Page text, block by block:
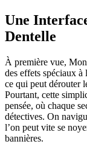
Une
Dentelle
À première vue,
des effets spéciaux
ce qui peut dérouter
Pourtant, cette
pensée, où chaque
détectives. On
l’on peut vite se
bannières.